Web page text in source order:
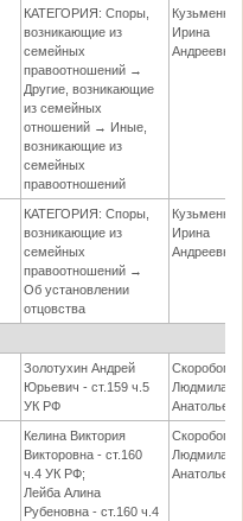
КАТЕГОРИЯ: Споры,
возникающие из
семейных
правоотношений →
Другие, возникающие
из семейных
отношений → Иные,
возникающие из
семейных
правоотношений
Кузьменко
Ирина
Андреевна
КАТЕГОРИЯ: Споры,
возникающие из
семейных
правоотношений →
Об установлении
отцовства
Кузьменко
Ирина
Андреевна
Золотухин Андрей
Юрьевич - ст.159 ч.5
УК РФ
Людмила
Келина Виктория
Викторовна - ст.160
ч.4 УК РФ;
Лейба Алина
Рубеновна - ст.160 ч.4
Людмила